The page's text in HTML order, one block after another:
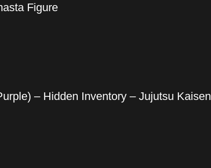
Figure
– Hidden Inventory – Jujutsu Kaisen